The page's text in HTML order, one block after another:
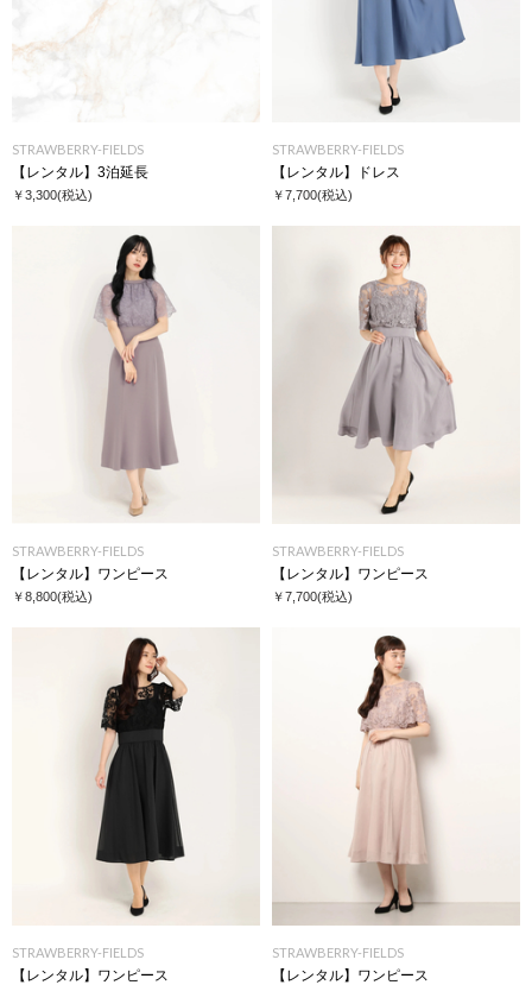
STRAWBERRY-FIELDS
【レンタル】3泊延長
￥3,300(税込)
STRAWBERRY-FIELDS
【レンタル】ドレス
￥7,700(税込)
STRAWBERRY-FIELDS
【レンタル】ワンピース
￥8,800(税込)
STRAWBERRY-FIELDS
【レンタル】ワンピース
￥7,700(税込)
STRAWBERRY-FIELDS
【レンタル】ワンピース
STRAWBERRY-FIELDS
【レンタル】ワンピース